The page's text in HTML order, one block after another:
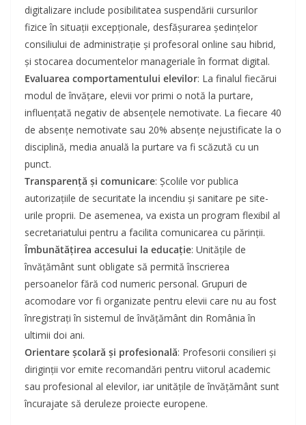
digitalizare include posibilitatea suspendării cursurilor
fizice în situații excepționale, desfășurarea ședințelor
consiliului de administrație și profesoral online sau hibrid,
și stocarea documentelor manageriale în format digital.
Evaluarea comportamentului elevilor: La finalul fiecărui
modul de învățare, elevii vor primi o notă la purtare,
influențată negativ de absențele nemotivate. La fiecare 40
de absențe nemotivate sau 20% absențe nejustificate la o
disciplină, media anuală la purtare va fi scăzută cu un
punct.
Transparență și comunicare: Școlile vor publica
autorizațiile de securitate la incendiu și sanitare pe site-
urile proprii. De asemenea, va exista un program flexibil al
secretariatului pentru a facilita comunicarea cu părinții.
Îmbunătățirea accesului la educație: Unitățile de
învățământ sunt obligate să permită înscrierea
persoanelor fără cod numeric personal. Grupuri de
acomodare vor fi organizate pentru elevii care nu au fost
înregistrați în sistemul de învățământ din România în
ultimii doi ani.
Orientare școlară și profesională: Profesorii consilieri și
diriginții vor emite recomandări pentru viitorul academic
sau profesional al elevilor, iar unitățile de învățământ sunt
încurajate să deruleze proiecte europene.